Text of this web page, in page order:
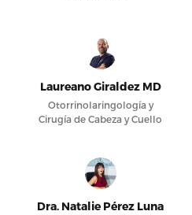
Laureano Giraldez MD
Otorrinolaringología y
Cirugía de Cabeza y Cuello
Dra. Natalie Pérez Luna